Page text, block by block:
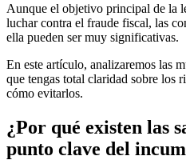
Aunque el objetivo principal de la
luchar contra el fraude fiscal, las
ella pueden ser muy significativas.
En este artículo, analizaremos las
que tengas total claridad sobre los
cómo evitarlos.
¿Por qué existen las
punto clave del